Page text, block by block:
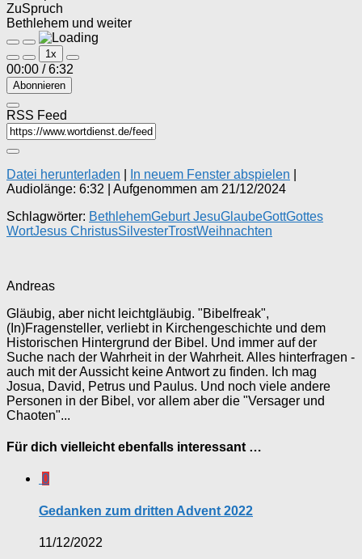
ZuSpruch
Bethlehem und weiter
Play
Episode
Pause
Episode
1x
00:00 / 6:32
Abonnieren
RSS Feed
Datei herunterladen In neuem Fenster abspielen
Audiolänge: 6:32
Aufgenommen am 21/12/2024
Schlagwörter: BethlehemGeburt JesuGlaubeGottGottes
WortJesus ChristusSilvesterTrostWeihnachten
Andreas
Gläubig, aber nicht leichtgläubig. "Bibelfreak",
(In)Fragensteller, verliebt in Kirchengeschichte und dem
Historischen Hintergrund der Bibel. Und immer auf der
Suche nach der Wahrheit in der Wahrheit. Alles hinterfragen -
auch mit der Aussicht keine Antwort zu finden. Ich mag
Josua, David, Petrus und Paulus. Und noch viele andere
Personen in der Bibel, vor allem aber die "Versager und
Chaoten"...
Für dich vielleicht ebenfalls interessant …
0
Gedanken zum dritten Advent 2022
11/12/2022